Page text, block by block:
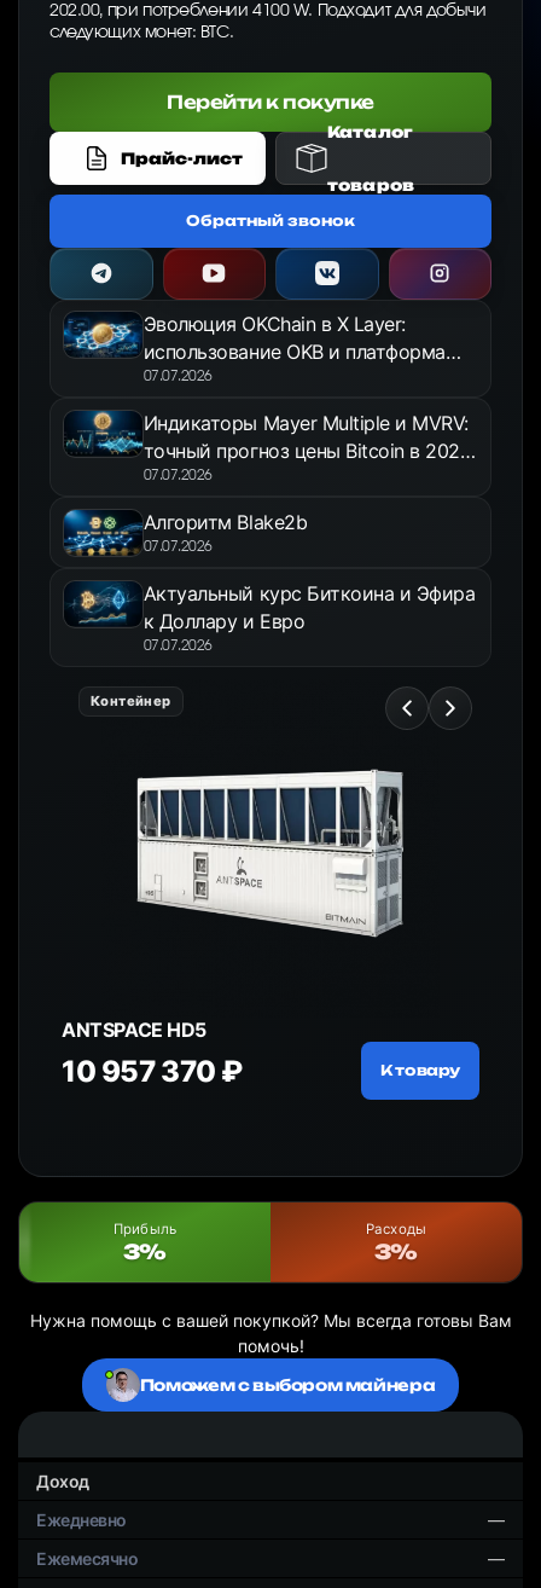
202.00, при потреблении 4100 W. Подходит для добычи
следующих монет: BTC.
Перейти к покупке
Прайс-лист
Каталог
товаров
Обратный звонок
Эволюция OKChain в X Layer:
использование OKB и платформа
OKX Jumpstart в 2026 году
07.07.2026
Индикаторы Mayer Multiple и MVRV:
точный прогноз цены Bitcoin в 2026
году
07.07.2026
Алгоритм Blake2b
07.07.2026
Актуальный курс Биткоина и Эфира
к Доллару и Евро
07.07.2026
Контейнер
ANTSPACE HD5
10 957 370 ₽ К товару
Прибыль
3%
Расходы
3%
Нужна помощь с вашей покупкой? Мы всегда готовы Вам
помочь!
Поможем с выбором майнера
Доход
—
—